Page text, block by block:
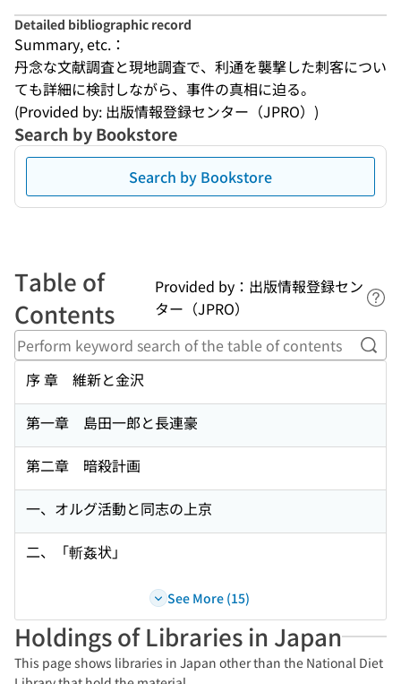
Detailed bibliographic record
Summary, etc.：
丹念な文献調査と現地調査で、利通を襲撃した刺客につい
ても詳細に検討しながら、事件の真相に迫る。
(Provided by: 出版情報登録センター（JPRO）)
Search by Bookstore
Search by Bookstore
Table of
Contents
Provided by：出版情報登録セン
ター（JPRO）
序 章 維新と金沢
第一章 島田一郎と長連豪
第二章 暗殺計画
一、オルグ活動と同志の上京
二、「斬姦状」
See More (15)
Holdings of Libraries in Japan
This page shows libraries in Japan other than the National Diet